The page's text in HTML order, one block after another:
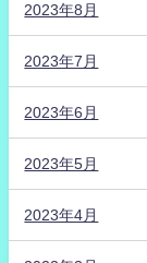
2023年8月
2023年7月
2023年6月
2023年5月
2023年4月